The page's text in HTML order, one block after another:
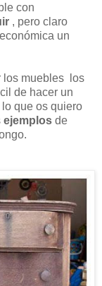
con
, pero claro
un
los muebles los
de hacer un
que os quiero
ejemplos de